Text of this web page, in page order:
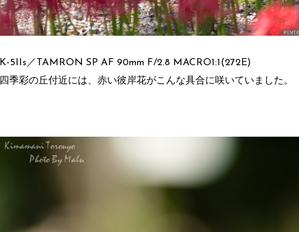
K-5IIs／TAMRON SP AF 90mm F/2.8 MACRO1:1(272E)
四季彩の丘付近には、赤い彼岸花がこんな具合に咲いていました。